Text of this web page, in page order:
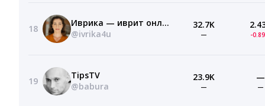
18
Иврика — иврит онлайн
@ivrika4u
32.7K
— -
19
TipsTV
@babura
23.9K
—
—
—